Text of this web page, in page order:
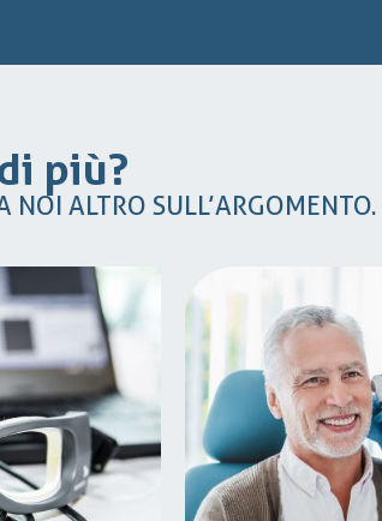
più?
NOI ALTRO SULL’ARGOMENTO.